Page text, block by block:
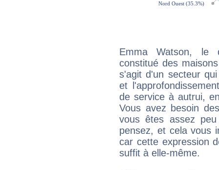
Emma Watson, le
constitué des
s'agit d'un secteur
et
de service à autrui,
Vous avez besoin
vous êtes assez
pensez, et cela vous
car cette expression
suffit à elle-même.